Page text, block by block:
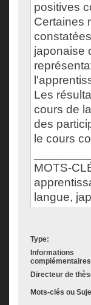
positives
Certaines
japonaise
Les
cours de
des
le cours
MOTS-
langue,
Type:
Informations
Directeur de
Mots-clés ou